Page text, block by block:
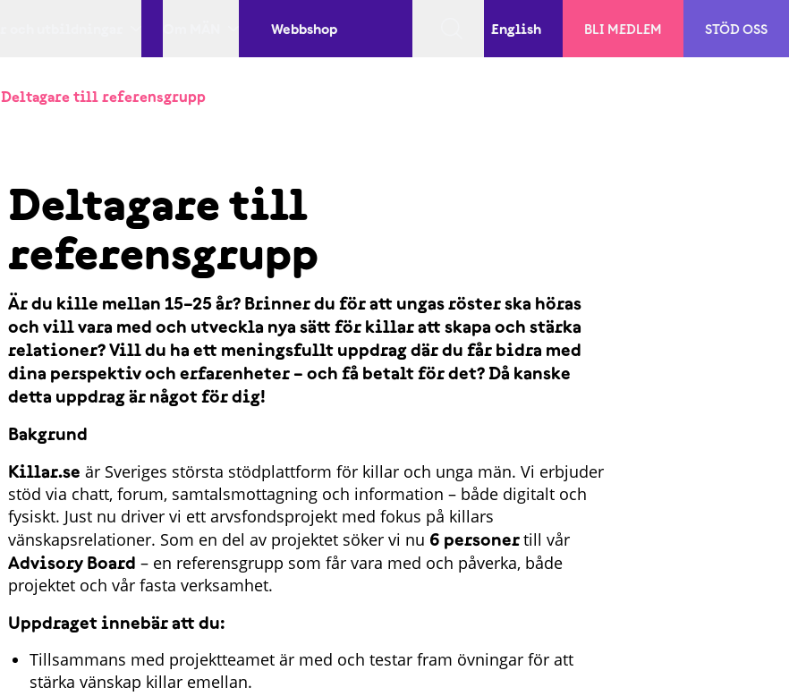
Webbshop English BLI MEDLEM STÖD OSS
Deltagare till referensgrupp
Deltagare till
referensgrupp
Är du kille mellan 15–25 år? Brinner du för att ungas röster ska höras
och vill vara med och utveckla nya sätt för killar att skapa och stärka
relationer? Vill du ha ett meningsfullt uppdrag där du får bidra med
dina perspektiv och erfarenheter – och få betalt för det? Då kanske
detta uppdrag är något för dig!
Bakgrund
Killar.se är Sveriges största stödplattform för killar och unga män. Vi erbjuder
stöd via chatt, forum, samtalsmottagning och information – både digitalt och
fysiskt. Just nu driver vi ett arvsfondsprojekt med fokus på killars
vänskapsrelationer. Som en del av projektet söker vi nu 6 personertill vår
Advisory Board – en referensgrupp som får vara med och påverka, både
projektet och vår fasta verksamhet.
Uppdraget innebär att du:
Tillsammans med projektteamet är med och testar fram övningar för att
stärka vänskap killar emellan.